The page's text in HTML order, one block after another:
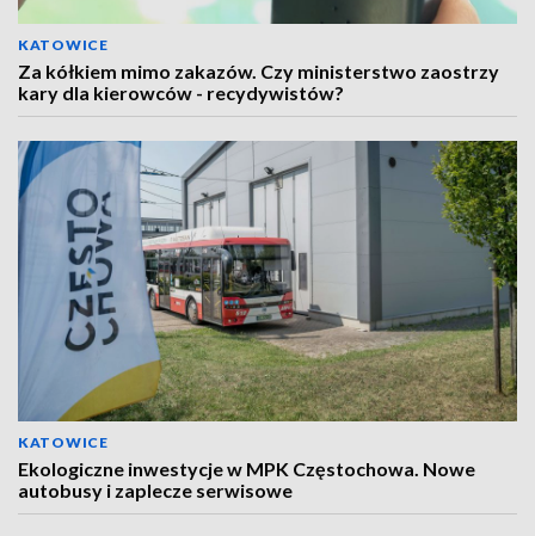
KATOWICE
Za kółkiem mimo zakazów. Czy ministerstwo zaostrzy
kary dla kierowców - recydywistów?
KATOWICE
Ekologiczne inwestycje w MPK Częstochowa. Nowe
autobusy i zaplecze serwisowe